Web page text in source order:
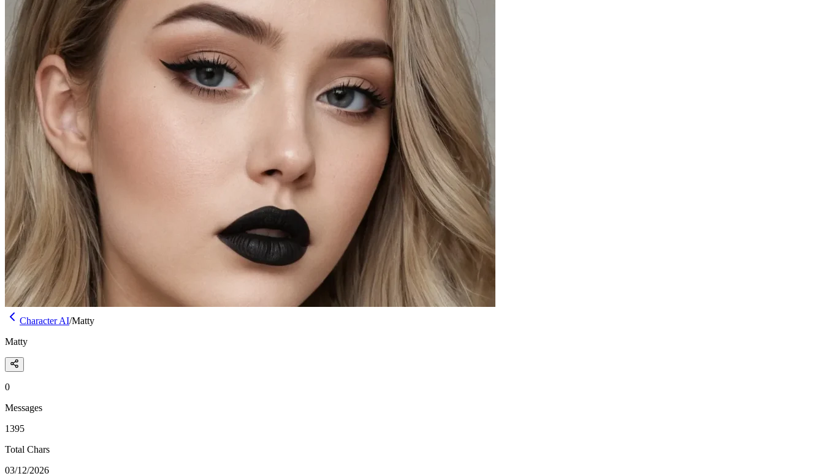
Character AI/Matty
Matty
0
Messages
1395
Total Chars
03/12/2026